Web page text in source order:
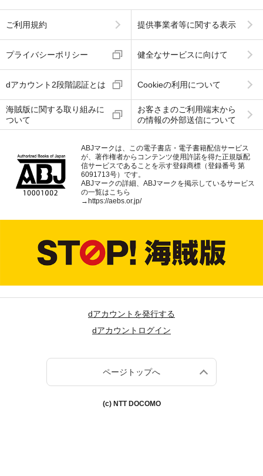
ご利用規約 提供事業者等に関する表示
プライバシーポリシー 健全なサービスに向けて
dアカウント2段階認証とは Cookieの利用について
海賊版に関する取り組みに
ついて
お客さまのご利用端末から
の情報の外部送信について
ABJマークは、この電子書店・電子書籍配信サービス
が、著作権者からコンテンツ使用許諾を得た正規版配
信サービスであることを示す登録商標（登録番号 第
6091713号）です。
ABJマークの詳細、ABJマークを掲示しているサービス
の一覧はこちら
→ https://aebs.or.jp/
dアカウントを発行する
dアカウントログイン
ページトップへ
(c) NTT DOCOMO